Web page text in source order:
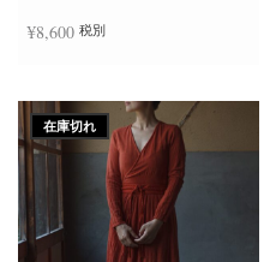
¥8,600 税別
在庫切れ